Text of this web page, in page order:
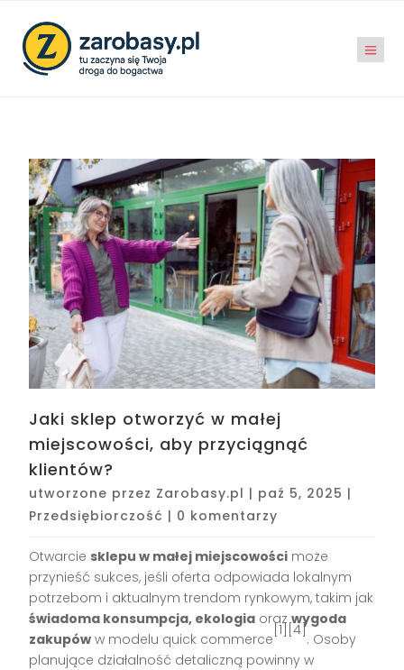
Jaki sklep otworzyć w małej
miejscowości, aby przyciągnąć
klientów?
utworzone przez Zarobasy.pl | paź 5, 2025 |
Przedsiębiorczość | 0 komentarzy
Otwarcie sklepu w małej miejscowości może
przynieść sukces, jeśli oferta odpowiada lokalnym
potrzebom i aktualnym trendom rynkowym, takim jak
świadoma konsumpcja, ekologia orazwygoda
zakupów w modelu quick commerce
[1][4]
. Osoby
planujące działalność detaliczną powinny w